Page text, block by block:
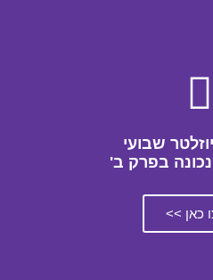
שבועי
בפרק ב'
כאן >>